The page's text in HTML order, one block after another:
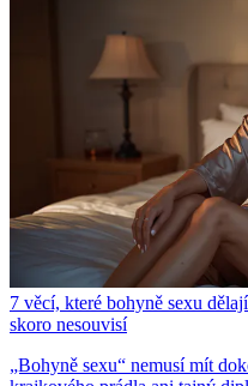
7 věcí, které bohyně sexu
skoro nesouvisí
„Bohyně sexu“ nemusí mít